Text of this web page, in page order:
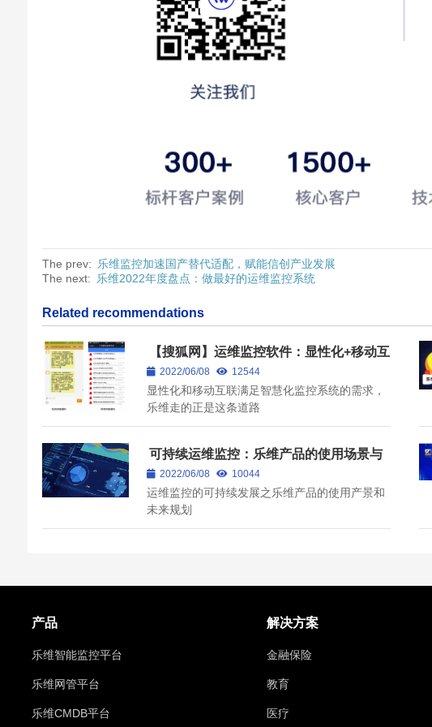
The prev:
乐维监控加速国产替代适配，赋能信创产业发展
The next:
乐维2022年度盘点：做最好的运维监控系统
Related recommendations
【搜狐网】运维监控软件：显性化+移动互
联，乐维监控智慧之路
2022/06/08 12544
显性化和移动互联满足智慧化监控系统的需求，
乐维走的正是这条道路
可持续运维监控：乐维产品的使用场景与
未来规划
2022/06/08 10044
运维监控的可持续发展之乐维产品的使用产景和
未来规划
产品
乐维智能监控平台
乐维网管平台
乐维CMDB平台
解决方案
金融保险
教育
医疗